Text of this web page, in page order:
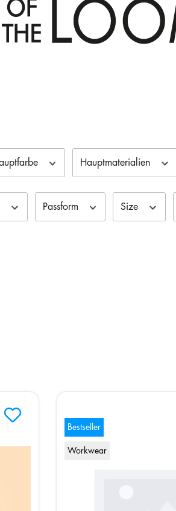
Hauptmaterialien
Passform Size
Bestseller
Workwear